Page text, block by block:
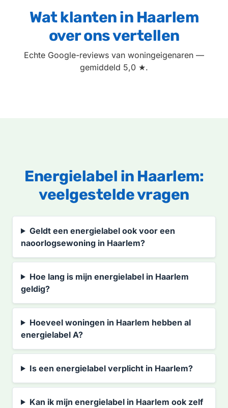
Wat klanten in Haarlem
over ons vertellen
Echte Google-reviews van woningeigenaren —
gemiddeld 5,0 ★.
Energielabel in Haarlem:
veelgestelde vragen
Geldt een energielabel ook voor een
naoorlogsewoning in Haarlem?
Hoe lang is mijn energielabel in Haarlem
geldig?
Hoeveel woningen in Haarlem hebben al
energielabel A?
Is een energielabel verplicht in Haarlem?
Kan ik mijn energielabel in Haarlem ook zelf